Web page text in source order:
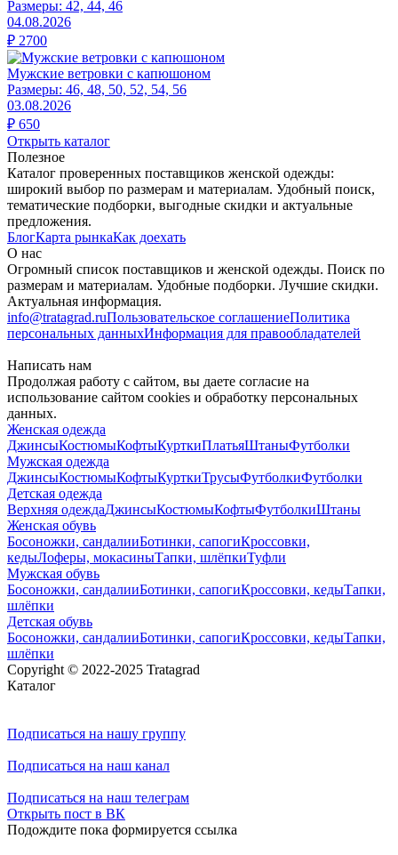
Размеры: 42, 44, 46
04.08.2026
₽ 2700
Мужские ветровки с капюшоном
Размеры: 46, 48, 50, 52, 54, 56
03.08.2026
₽ 650
Открыть каталог
Полезное
Каталог проверенных поставщиков женской одежды:
широкий выбор по размерам и материалам. Удобный поиск,
тематические подборки, выгодные скидки и актуальные
предложения.
БлогКарта рынкаКак доехать
О нас
Огромный список поставщиков и женской одежды. Поиск по
размерам и материалам. Удобные подборки. Лучшие скидки.
Актуальная информация.
info@tratagrad.ruПользовательское соглашениеПолитика
персональных данныхИнформация для правообладателей
Написать нам
Продолжая работу с сайтом, вы даете согласие на
использование сайтом cookies и обработку персональных
данных.
Женская одежда
ДжинсыКостюмыКофтыКурткиПлатьяШтаныФутболки
Мужская одежда
ДжинсыКостюмыКофтыКурткиТрусыФутболкиФутболки
Детская одежда
Верхняя одеждаДжинсыКостюмыКофтыФутболкиШтаны
Женская обувь
Босоножки, сандалииБотинки, сапогиКроссовки,
кедыЛоферы, мокасиныТапки, шлёпкиТуфли
Мужская обувь
Босоножки, сандалииБотинки, сапогиКроссовки, кедыТапки,
шлёпки
Детская обувь
Босоножки, сандалииБотинки, сапогиКроссовки, кедыТапки,
шлёпки
Copyright © 2022-2025 Tratagrad
Каталог
Подписаться на нашу группу
Подписаться на наш канал
Подписаться на наш телеграм
Открыть пост в ВК
Подождите пока формируется ссылка